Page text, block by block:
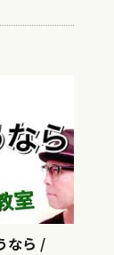
なら /